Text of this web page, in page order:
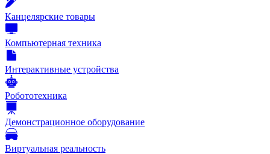
Канцелярские товары
Компьютерная техника
Интерактивные устройства
Робототехника
Демонстрационное оборудование
Виртуальная реальность